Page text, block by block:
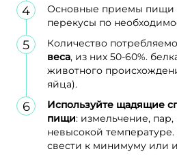
Основные приемы пищи
перекусы по
Количество
веса, из них 50-60%.
животного
яйца).
Используйте щадящие
пищи: измельчение,
невысокой
свести к минимуму или